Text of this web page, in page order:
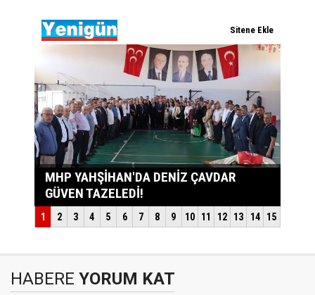
HABERE YORUM KAT